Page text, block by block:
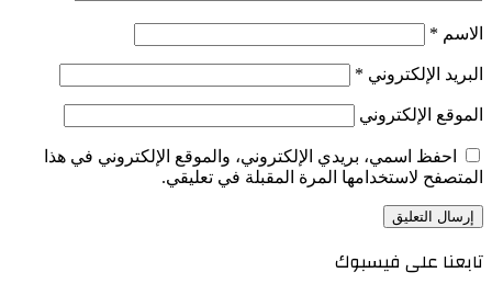
الاسم *
البريد الإلكتروني *
الموقع الإلكتروني
احفظ اسمي، بريدي الإلكتروني، والموقع الإلكتروني في هذا
المتصفح لاستخدامها المرة المقبلة في تعليقي.
تابعنا على فيسبوك